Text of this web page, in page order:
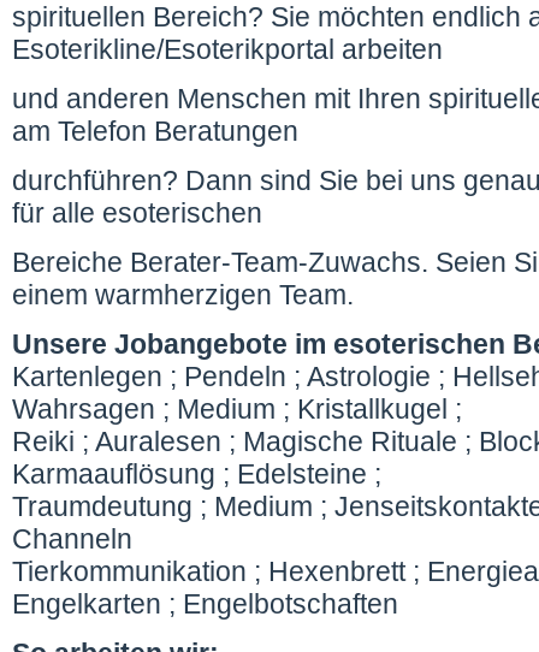
spirituellen Bereich? Sie möchten endlich
Esoterikline/Esoterikportal arbeiten
und anderen Menschen mit Ihren
am Telefon Beratungen
durchführen? Dann sind Sie bei uns
für alle esoterischen
Bereiche Berater-Team-Zuwachs. Seien
einem warmherzigen Team.
Unsere Jobangebote im esoterischen
Kartenlegen ; Pendeln ; Astrologie ;
Wahrsagen ; Medium ; Kristallkugel ;
Reiki ; Auralesen ; Magische Rituale ;
Karmaauflösung ; Edelsteine ;
Traumdeutung ; Medium ;
Channeln
Tierkommunikation ; Hexenbrett ;
Engelkarten ; Engelbotschaften